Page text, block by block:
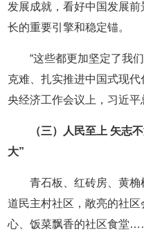
发展成就，看好中国发展
长的重要引擎和稳定锚。
“这些都更加坚定了我
克难、扎实推进中国式现
央经济工作会议上，习近平
（三）人民至上 矢志
大”
青石板、红砖房、黄
道民主村社区，敞亮的社
心、饭菜飘香的社区食堂